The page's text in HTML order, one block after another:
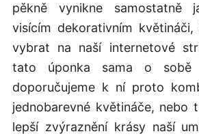
pěkně vynikne samostatně
visícím dekorativním
vybrat na naší internetové
tato úponka sama o sobě
doporučujeme k ní proto
jednobarevné květináče, nebo
lepší zvýraznění krásy naší